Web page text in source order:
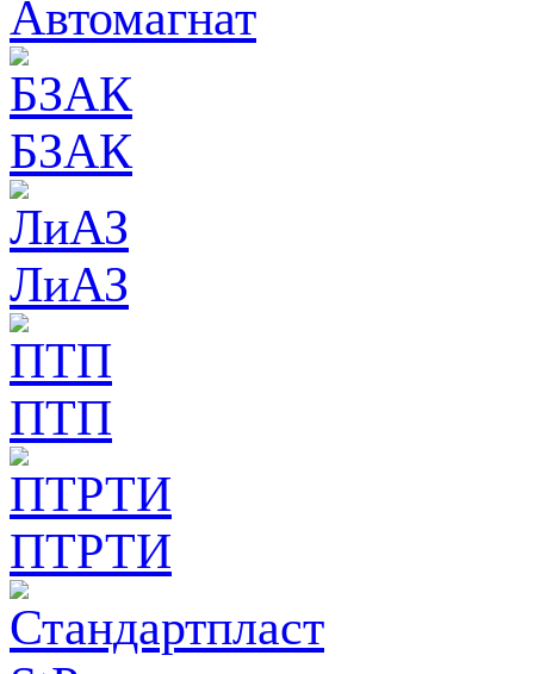
Автомагнат
БЗАК
ЛиАЗ
ПТП
ПТРТИ